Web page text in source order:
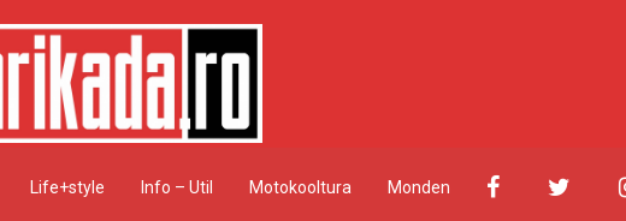
Life+style Info – Util Motokooltura Monden